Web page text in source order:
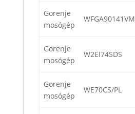
Gorenje
mosógép
WFGA90141VM
Gorenje
mosógép
W2EI74SDS
Gorenje
mosógép
WE70CS/PL